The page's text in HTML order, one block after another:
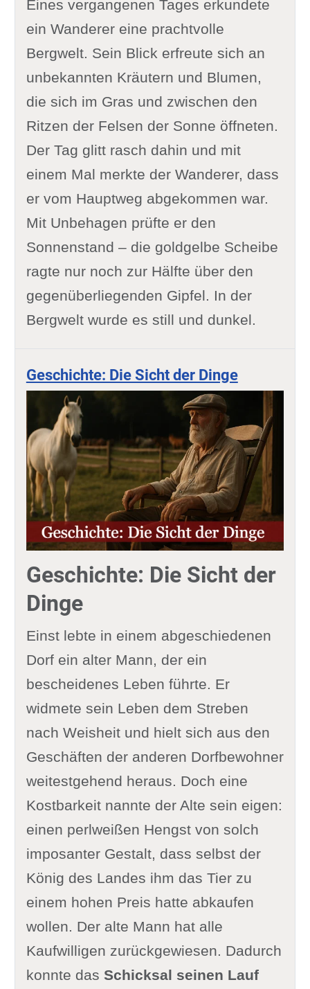
Eines vergangenen Tages erkundete
ein Wanderer eine prachtvolle
Bergwelt. Sein Blick erfreute sich an
unbekannten Kräutern und Blumen,
die sich im Gras und zwischen den
Ritzen der Felsen der Sonne öffneten.
Der Tag glitt rasch dahin und mit
einem Mal merkte der Wanderer, dass
er vom Hauptweg abgekommen war.
Mit Unbehagen prüfte er den
Sonnenstand – die goldgelbe Scheibe
ragte nur noch zur Hälfte über den
gegenüberliegenden Gipfel. In der
Bergwelt wurde es still und dunkel.
Geschichte: Die Sicht der Dinge
Geschichte: Die Sicht der
Dinge
Einst lebte in einem abgeschiedenen
Dorf ein alter Mann, der ein
bescheidenes Leben führte. Er
widmete sein Leben dem Streben
nach Weisheit und hielt sich aus den
Geschäften der anderen Dorfbewohner
weitestgehend heraus. Doch eine
Kostbarkeit nannte der Alte sein eigen:
einen perlweißen Hengst von solch
imposanter Gestalt, dass selbst der
König des Landes ihm das Tier zu
einem hohen Preis hatte abkaufen
wollen. Der alte Mann hat alle
Kaufwilligen zurückgewiesen. Dadurch
konnte das Schicksal seinen Lauf